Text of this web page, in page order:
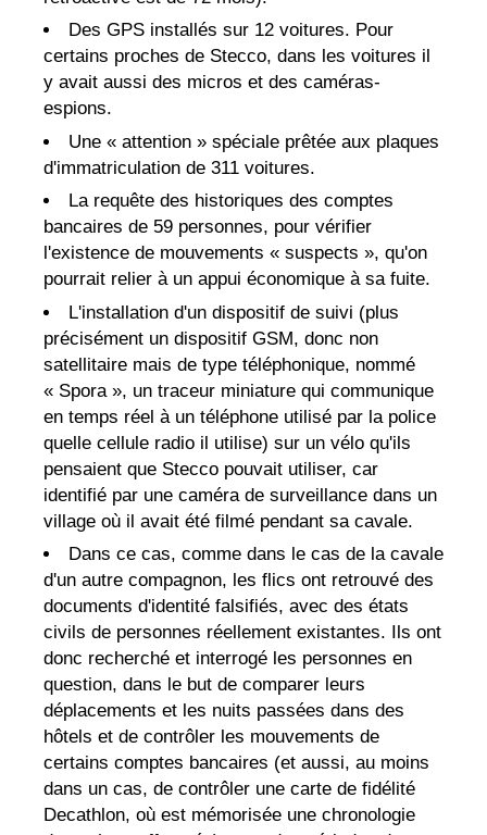
Des GPS installés sur 12 voitures. Pour
certains proches de Stecco, dans les voitures il
y avait aussi des micros et des caméras-
espions.
Une « attention » spéciale prêtée aux plaques
d'immatriculation de 311 voitures.
La requête des historiques des comptes
bancaires de 59 personnes, pour vérifier
l'existence de mouvements « suspects », qu'on
pourrait relier à un appui économique à sa fuite.
L'installation d'un dispositif de suivi (plus
précisément un dispositif GSM, donc non
satellitaire mais de type téléphonique, nommé
« Spora », un traceur miniature qui communique
en temps réel à un téléphone utilisé par la police
quelle cellule radio il utilise) sur un vélo qu'ils
pensaient que Stecco pouvait utiliser, car
identifié par une caméra de surveillance dans un
village où il avait été filmé pendant sa cavale.
Dans ce cas, comme dans le cas de la cavale
d'un autre compagnon, les flics ont retrouvé des
documents d'identité falsifiés, avec des états
civils de personnes réellement existantes. Ils ont
donc recherché et interrogé les personnes en
question, dans le but de comparer leurs
déplacements et les nuits passées dans des
hôtels et de contrôler les mouvements de
certains comptes bancaires (et aussi, au moins
dans un cas, de contrôler une carte de fidélité
Decathlon, où est mémorisée une chronologie